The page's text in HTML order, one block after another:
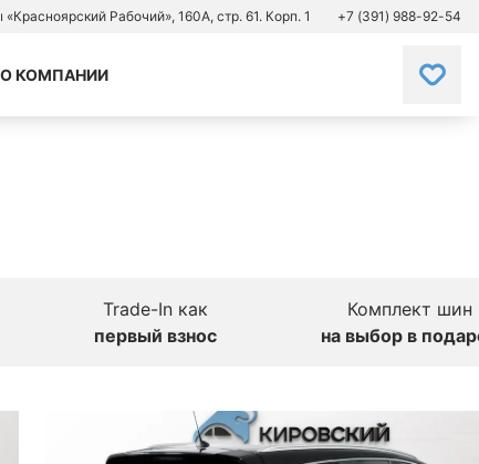
Рабочий», 160А, стр. 61. Корп. 1 +7 (391) 988-92-54
О КОМПАНИИ
Trade-In как
первый взнос
Комплект шин
на выбор в